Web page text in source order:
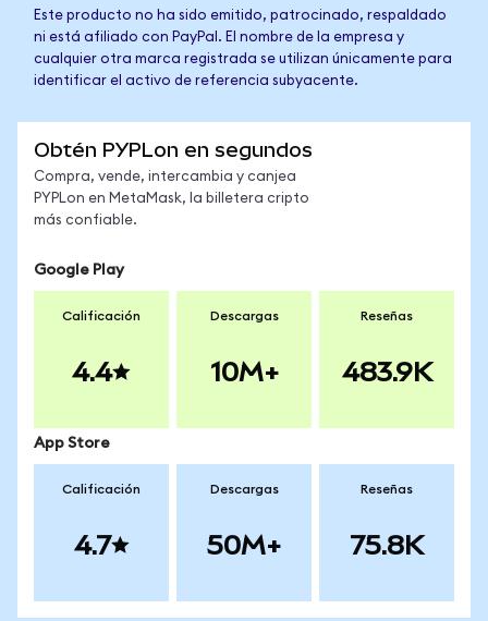
Este producto no ha sido emitido, patrocinado, respaldado
ni está afiliado con PayPal. El nombre de la empresa y
cualquier otra marca registrada se utilizan únicamente para
identificar el activo de referencia subyacente.
Obtén PYPLon en segundos
Compra, vende, intercambia y canjea
PYPLon en MetaMask, la billetera cripto
más confiable.
Google Play
Calificación
4.4
Descargas
10M+
Reseñas
483.9K
App Store
Calificación
4.7
Descargas
50M+
Reseñas
75.8K